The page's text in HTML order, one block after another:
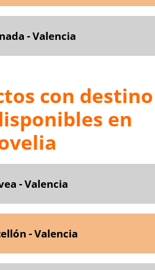
- Valencia
con destino
en
- Valencia
- Valencia